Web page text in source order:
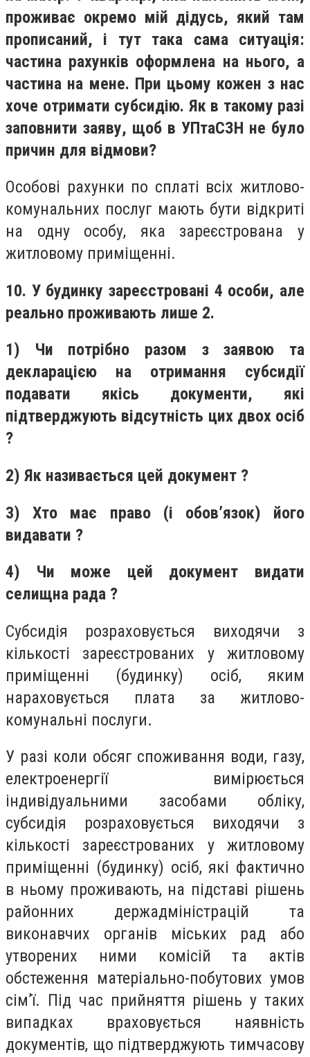
проживає окремо мій дідусь, який там
прописаний, і тут така сама ситуація:
частина рахунків оформлена на нього, а
частина на мене. При цьому кожен з нас
хоче отримати субсидію. Як в такому разі
заповнити заяву, щоб в УПтаСЗН не було
причин для відмови?
Особові рахунки по сплаті всіх житлово-
комунальних послуг мають бути відкриті
на одну особу, яка зареєстрована у
житловому приміщенні.
10. У будинку зареєстровані 4 особи, але
реально проживають лише 2.
1) Чи потрібно разом з заявою та
декларацією на отримання субсидії
подавати якісь документи, які
підтверджують відсутність цих двох осіб
?
2) Як називається цей документ ?
3) Хто має право (і обов’язок) його
видавати ?
4) Чи може цей документ видати
селищна рада ?
Субсидія розраховується виходячи з
кількості зареєстрованих у житловому
приміщенні (будинку) осіб, яким
нараховується плата за житлово-
комунальні послуги.
У разі коли обсяг споживання води, газу,
електроенергії вимірюється
індивідуальними засобами обліку,
субсидія розраховується виходячи з
кількості зареєстрованих у житловому
приміщенні (будинку) осіб, які фактично
в ньому проживають, на підставі рішень
районних держадміністрацій та
виконавчих органів міських рад або
утворених ними комісій та актів
обстеження матеріально-побутових умов
сім’ї. Під час прийняття рішень у таких
випадках враховується наявність
документів, що підтверджують тимчасову